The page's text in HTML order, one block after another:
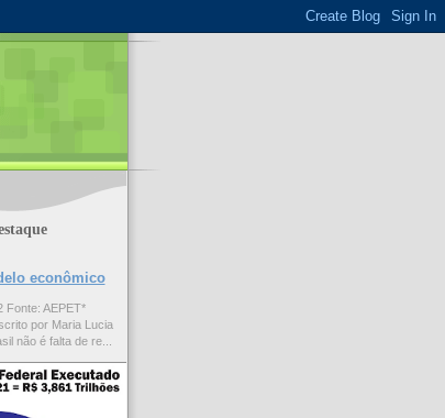
econômico
Fonte: AEPET*
por Maria Lucia
não é falta de re...